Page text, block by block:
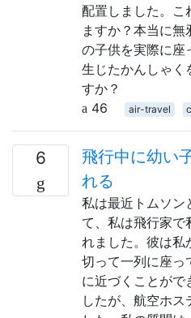
配置しました。こ
ますか？本当に
の子供を実際に座
生じたかんしゃく
すか？
46
air-travel
6
飛行中に幼い
れる
私は最近トムソン
て、私は飛行家で
れました。彼は私
切って一列に座っ
に近づくことがで
したが、航空ホ